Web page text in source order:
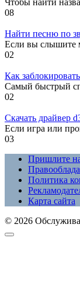
08
Найти песню по
Если вы слышите
02
Как
Самый быстрый
02
Скачать драйвер
Если игра или
03
Пришлите
Политика
Карта сайта
© 2026